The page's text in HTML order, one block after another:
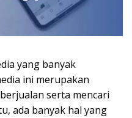
yang banyak
ini merupakan
serta mencari
ada banyak hal yang